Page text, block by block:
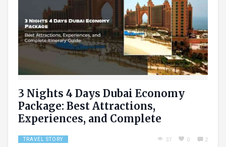
3 Nights 4 Days Dubai Economy
Package: Best Attractions,
Experiences, and Complete
TRAVEL STORY 37 0 2